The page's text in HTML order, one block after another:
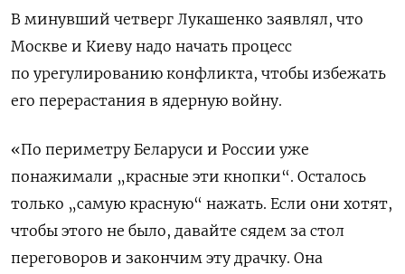
В минувший четверг Лукашенко заявлял, что
Москве и Киеву надо начать процесс
по урегулированию конфликта, чтобы избежать
его перерастания в ядерную войну.
«По периметру Беларуси и России уже
понажимали „красные эти кнопки“. Осталось
только „самую красную“ нажать. Если они хотят,
чтобы этого не было, давайте сядем за стол
переговоров и закончим эту драчку. Она